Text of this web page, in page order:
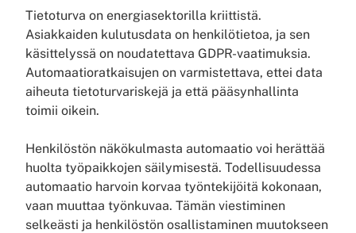
Tietoturva on energiasektorilla kriittistä.
Asiakkaiden kulutusdata on henkilötietoa, ja sen
käsittelyssä on noudatettava GDPR-vaatimuksia.
Automaatioratkaisujen on varmistettava, ettei data
aiheuta tietoturvariskejä ja että pääsynhallinta
toimii oikein.
Henkilöstön näkökulmasta automaatio voi herättää
huolta työpaikkojen säilymisestä. Todellisuudessa
automaatio harvoin korvaa työntekijöitä kokonaan,
vaan muuttaa työnkuvaa. Tämän viestiminen
selkeästi ja henkilöstön osallistaminen muutokseen